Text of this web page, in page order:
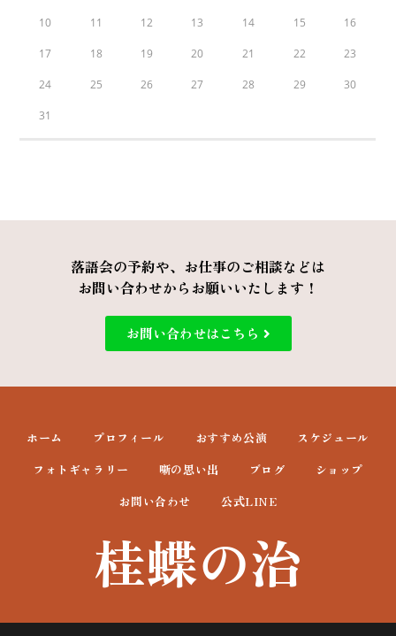
10 11 12 13 14 15 16
17 18 19 20 21 22 23
24 25 26 27 28 29 30
31
落語会の予約や、お仕事のご相談などは
お問い合わせからお願いいたします！
お問い合わせはこちら
ホーム プロフィール おすすめ公演
スケジュール
フォトギャラリー
噺の思い出 ブログ
ショップ
お問い合わせ
公式LINE
桂蝶の治